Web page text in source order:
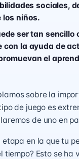
sociales,
los niños.
ser tan sencillo
con la ayuda de
el
sobre la
de juego es
de uno en
etapa en la que tu
tiempo? Esto se ha